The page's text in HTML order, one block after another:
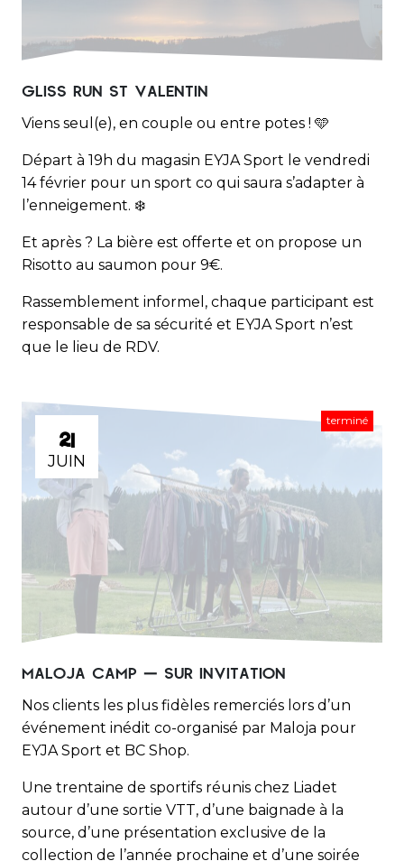
GLISS RUN ST VALENTIN
Viens seul(e), en couple ou entre potes ! 🩵
Départ à 19h du magasin EYJA Sport le vendredi
14 février pour un sport co qui saura s’adapter à
l’enneigement. ❄️
Et après ? La bière est offerte et on propose un
Risotto au saumon pour 9€.
Rassemblement informel, chaque participant est
responsable de sa sécurité et EYJA Sport n’est
que le lieu de RDV.
21
JUIN
terminé
MALOJA CAMP – SUR INVITATION
Nos clients les plus fidèles remerciés lors d’un
événement inédit co-organisé par Maloja pour
EYJA Sport et BC Shop.
Une trentaine de sportifs réunis chez Liadet
autour d’une sortie VTT, d’une baignade à la
source, d’une présentation exclusive de la
collection de l’année prochaine et d’une soirée